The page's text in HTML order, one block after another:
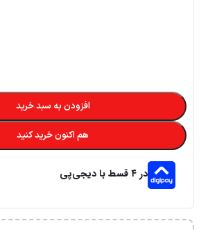
افزودن به سبد خرید
هم اکنون خرید کنید
در ۴ قسط با دیجی‌پی